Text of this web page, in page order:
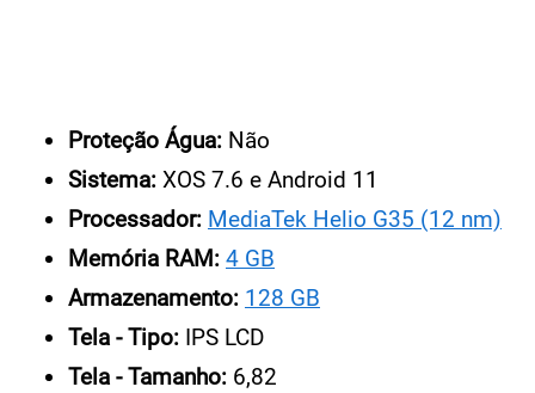
Proteção Água: Não
Sistema: XOS 7.6 e Android 11
Processador: MediaTek Helio G35 (12 nm)
Memória RAM: 4 GB
Armazenamento: 128 GB
Tela - Tipo: IPS LCD
Tela - Tamanho: 6,82